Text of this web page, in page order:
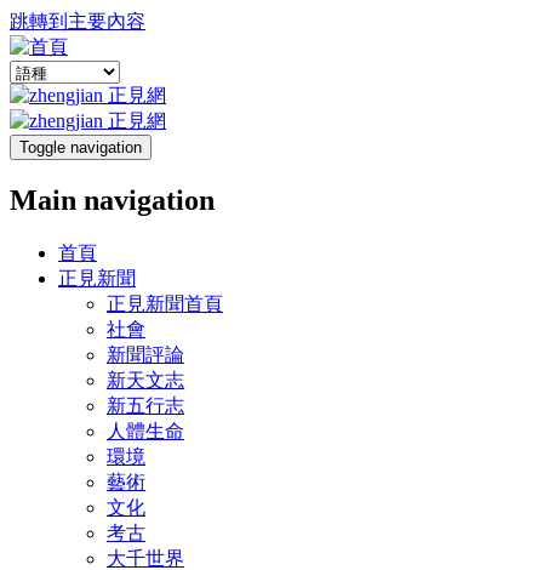
跳轉到主要內容
Toggle navigation
Main navigation
首頁
正見新聞
正見新聞首頁
社會
新聞評論
新天文志
新五行志
人體生命
環境
藝術
文化
考古
大千世界